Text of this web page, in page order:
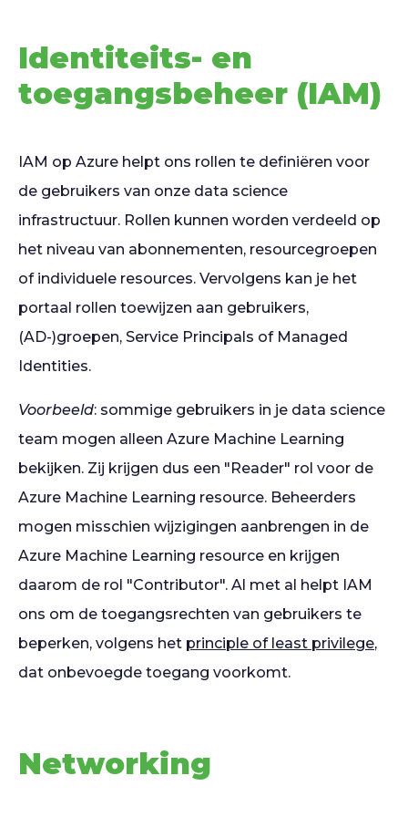
Identiteits- en
toegangsbeheer (IAM)
IAM op Azure helpt ons rollen te definiëren voor
de gebruikers van onze data science
infrastructuur. Rollen kunnen worden verdeeld op
het niveau van abonnementen, resourcegroepen
of individuele resources. Vervolgens kan je het
portaal rollen toewijzen aan gebruikers,
(AD-)groepen, Service Principals of Managed
Identities.
Voorbeeld: sommige gebruikers in je data science
team mogen alleen Azure Machine Learning
bekijken. Zij krijgen dus een "Reader" rol voor de
Azure Machine Learning resource. Beheerders
mogen misschien wijzigingen aanbrengen in de
Azure Machine Learning resource en krijgen
daarom de rol "Contributor". Al met al helpt IAM
ons om de toegangsrechten van gebruikers te
beperken, volgens het principle of least privilege,
dat onbevoegde toegang voorkomt.
Networking